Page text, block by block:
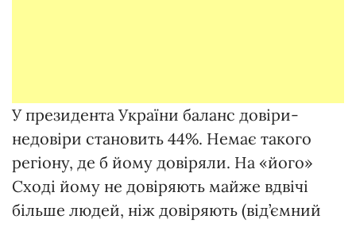
У президента України баланс довіри-
недовіри становить 44%. Немає такого
регіону, де б йому довіряли. На «його»
Сході йому не довіряють майже вдвічі
більше людей, ніж довіряють (від’ємний